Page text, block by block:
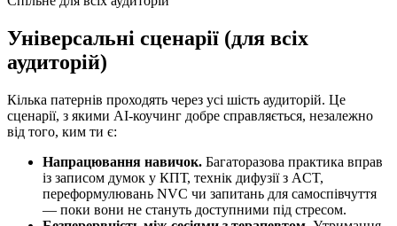
Універсальні сценарії (для всіх
аудиторій)
Кілька патернів проходять через усі шість аудиторій. Це
сценарії, з якими AI-коучинг добре справляється, незалежно
від того, ким ти є:
Напрацювання навичок. Багаторазова практика вправ
із записом думок у КПТ, технік дифузії з ACT,
переформулювань NVC чи запитань для самоспівчуття
— поки вони не стануть доступними під стресом.